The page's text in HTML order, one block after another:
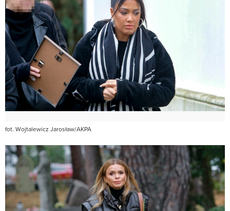
fot. Wojtalewicz Jarosław/AKPA